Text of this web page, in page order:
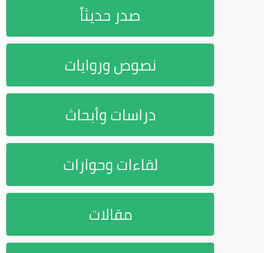
صدر حديثاً
نصوص وروايات
دراسات وأبحاث
لقاءات وحوارات
مقالات